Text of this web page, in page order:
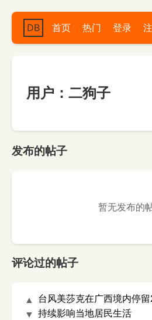
DB 首页 热门 登录
用户：二狗子
发布的帖子
暂无发布的
评论过的帖子
▲
▼
台风美莎克在广西境内停
持续影响当地居民生活